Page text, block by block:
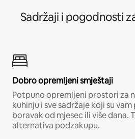
Sadržaji i pogodnosti
Dobro opremljeni smještaji
Potpuno opremljeni prostori za
kuhinju i sve sadržaje koji su
boravak od mjesec ili više dana.
alternativa podzakupu.